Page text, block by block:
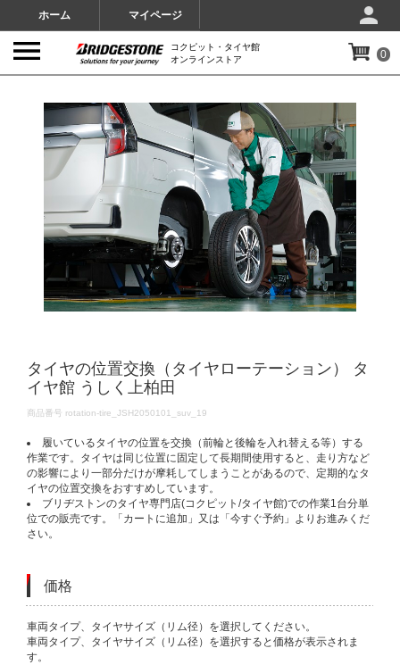
ホーム マイページ
コクピット・タイヤ館
オンラインストア
0
タイヤの位置交換（タイヤローテーション） タ
イヤ館 うしく上柏田
DETAILS
商品番号 rotation-tire_JSH2050101_suv_19
履いているタイヤの位置を交換（前輪と後輪を入れ替える等）する
作業です。タイヤは同じ位置に固定して長期間使用すると、走り方など
の影響により一部分だけが摩耗してしまうことがあるので、定期的なタ
イヤの位置交換をおすすめしています。
ブリヂストンのタイヤ専門店(コクピット/タイヤ館)での作業1台分単
位での販売です。「カートに追加」又は「今すぐ予約」よりお進みくだ
さい。
価格
VARIATIONS
車両タイプ、タイヤサイズ（リム径）を選択してください。
車両タイプ、タイヤサイズ（リム径）を選択すると価格が表示されま
す。